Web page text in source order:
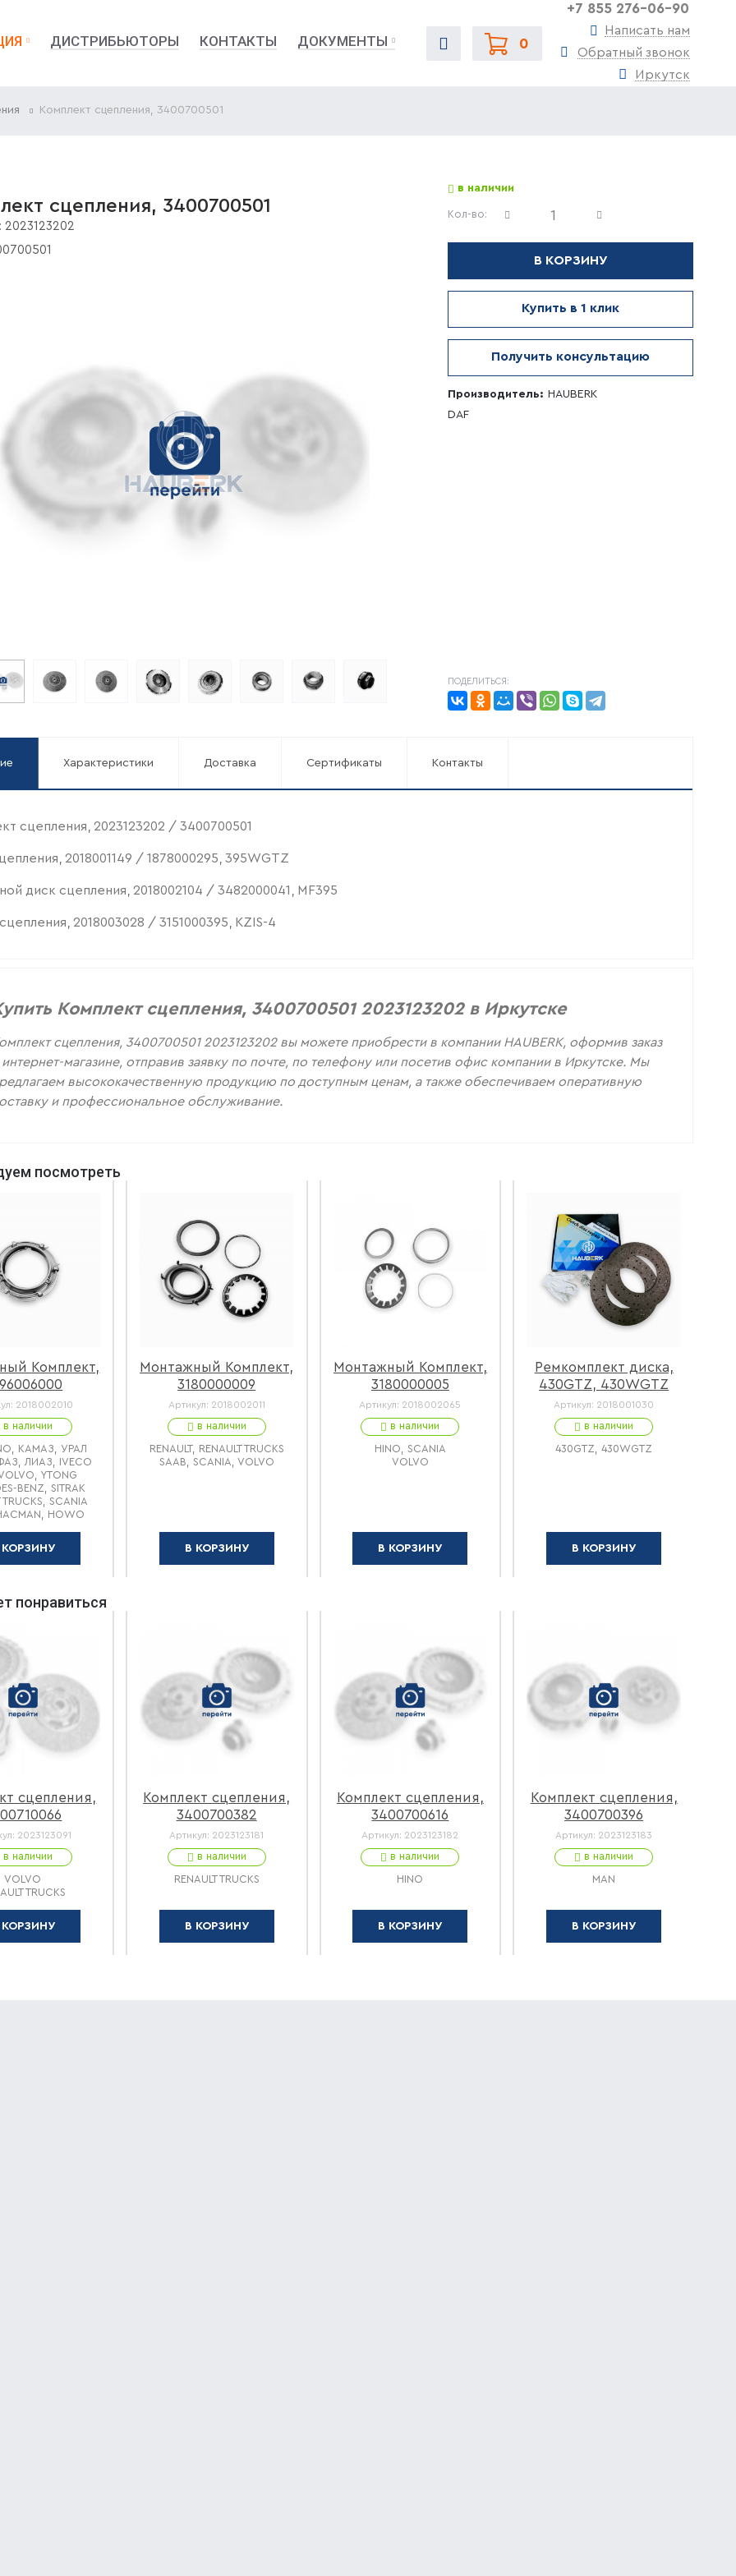
ДИСТРИБЬЮТОРЫ КОНТАКТЫ ДОКУМЕНТЫ 0
+7 855 276-06-90
Написать нам
Обратный звонок
Иркутск
Комплект сцепления, 3400700501
сцепления, 3400700501
2023123202
в наличии
Кол-во:
В КОРЗИНУ
Купить в 1 клик
Получить консультацию
Производитель: HAUBERK
DAF
ПОДЕЛИТЬСЯ:
Характеристики Доставка Сертификаты Контакты
сцепления, 2023123202 / 3400700501
2018001149 / 1878000295, 395WGTZ
диск сцепления, 2018002104 / 3482000041, MF395
2018003028 / 3151000395, KZIS-4
Комплект сцепления, 3400700501 2023123202 в Иркутске
сцепления, 3400700501 2023123202 вы можете приобрести в компании HAUBERK, оформив заказ
интернет-магазине, отправив заявку по почте, по телефону или посетив офис компании в Иркутске. Мы
высококачественную продукцию по доступным ценам, а также обеспечиваем оперативную
и профессиональное обслуживание.
посмотреть
Комплект,
2018002010
в наличии
КАМАЗ, УРАЛ
ЛИАЗ, IVECO
YTONG
BENZ, SITRAK
TRUCKS, SCANIA
HOWO
КОРЗИНУ
Монтажный Комплект,
3180000009
Артикул: 2018002011
в наличии
RENAULT, RENAULT TRUCKS
SAAB, SCANIA, VOLVO
В КОРЗИНУ
Монтажный Комплект,
3180000005
Артикул: 2018002065
в наличии
HINO, SCANIA
VOLVO
В КОРЗИНУ
Ремкомплект диска,
430GTZ, 430WGTZ
Артикул: 2018001030
в наличии
430GTZ, 430WGTZ
В КОРЗИНУ
понравиться
сцепления,
2023123091
в наличии
VOLVO
TRUCKS
КОРЗИНУ
Комплект сцепления,
3400700382
Артикул: 2023123181
в наличии
RENAULT TRUCKS
В КОРЗИНУ
Комплект сцепления,
3400700616
Артикул: 2023123182
в наличии
HINO
В КОРЗИНУ
Комплект сцепления,
3400700396
Артикул: 2023123183
в наличии
MAN
В КОРЗИНУ